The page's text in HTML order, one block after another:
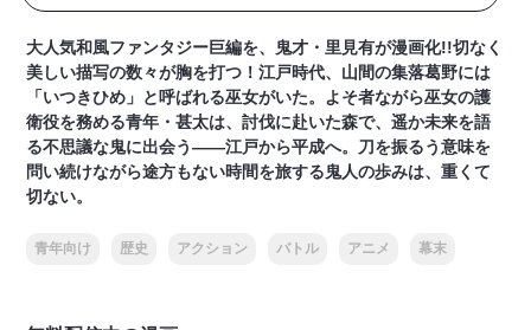
大人気和風ファンタジー巨編を、鬼才・里見有が漫画化!!切なく
美しい描写の数々が胸を打つ！江戸時代、山間の集落葛野には
「いつきひめ」と呼ばれる巫女がいた。よそ者ながら巫女の護
衛役を務める青年・甚太は、討伐に赴いた森で、遥か未来を語
る不思議な鬼に出会う――江戸から平成へ。刀を振るう意味を
問い続けながら途方もない時間を旅する鬼人の歩みは、重くて
切ない。
青年向け 歴史 アクション バトル アニメ 幕末